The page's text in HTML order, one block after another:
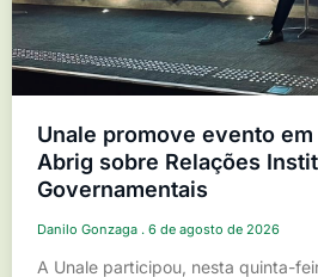
Unale promove evento
Abrig sobre Relações
Governamentais
Danilo Gonzaga 6 de agosto de 2026
A Unale participou, nesta quinta-